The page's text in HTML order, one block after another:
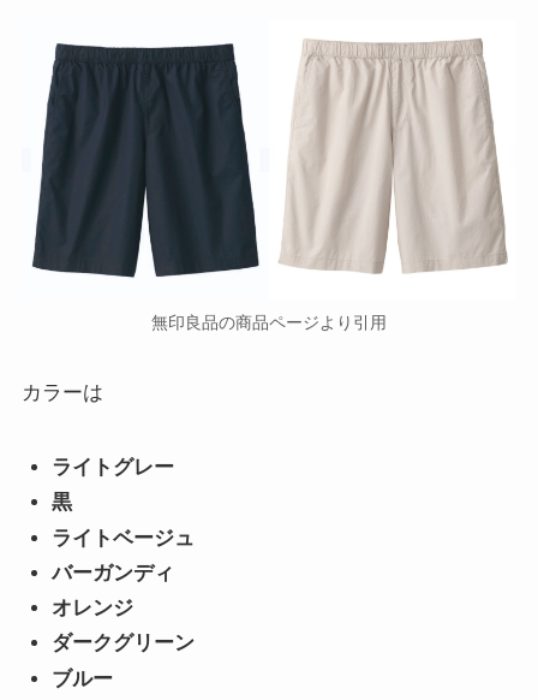
無印良品の商品ページより引用
カラーは
ライトグレー
黒
ライトベージュ
バーガンディ
オレンジ
ダークグリーン
ブルー